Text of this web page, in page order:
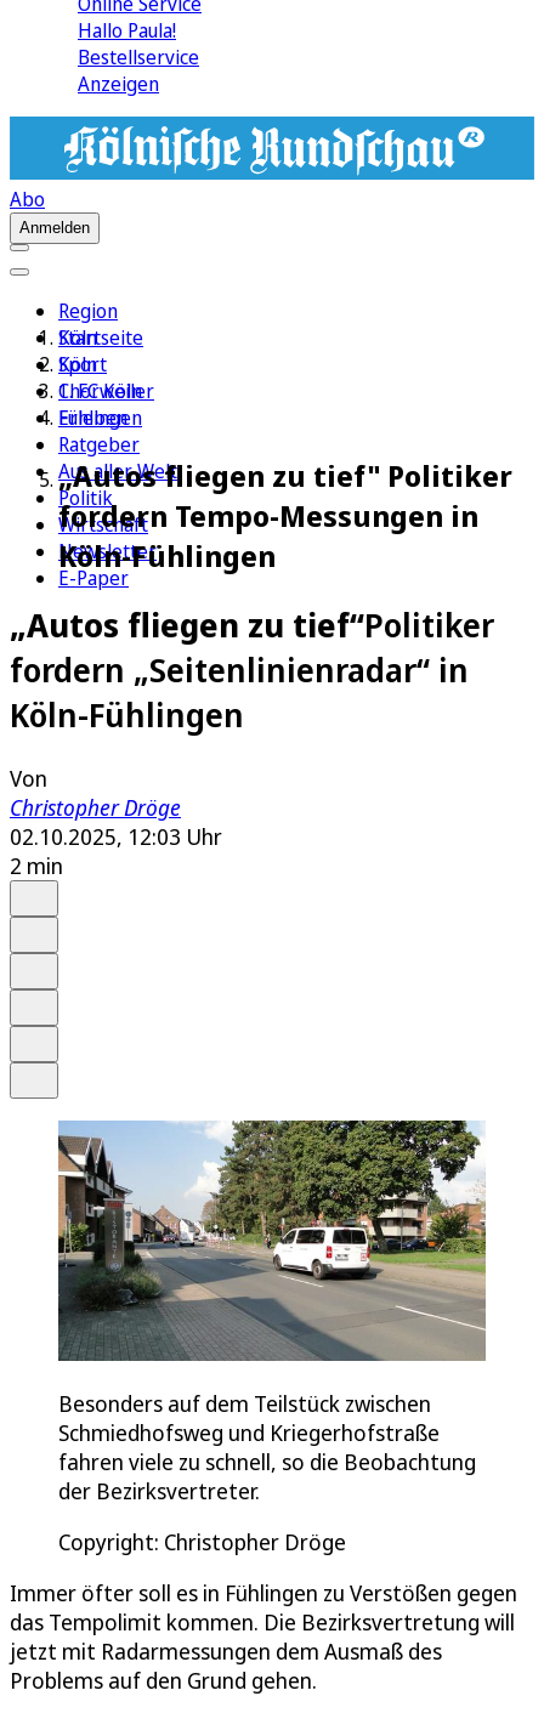
Hallo Paula!
Bestellservice
Anzeigen
Abo
Anmelden
Region
Köln
Sport
1. FC Köln
Erleben
Ratgeber
Aus aller Welt
Politik
Wirtschaft
Newsletter
E-Paper
Startseite
Köln
Chorweiler
Fühlingen
„Autos fliegen zu tief" Politiker
fordern Tempo-Messungen in
Köln-Fühlingen
„Autos fliegen zu tief“Politiker
fordern „Seitenlinienradar“ in
Köln-Fühlingen
Von
Christopher Dröge
02.10.2025, 12:03 Uhr
2 min
Besonders auf dem Teilstück zwischen
Schmiedhofsweg und Kriegerhofstraße
fahren viele zu schnell, so die Beobachtung
der Bezirksvertreter.
Copyright: Christopher Dröge
Immer öfter soll es in Fühlingen zu Verstößen gegen
das Tempolimit kommen. Die Bezirksvertretung will
jetzt mit Radarmessungen dem Ausmaß des
Problems auf den Grund gehen.